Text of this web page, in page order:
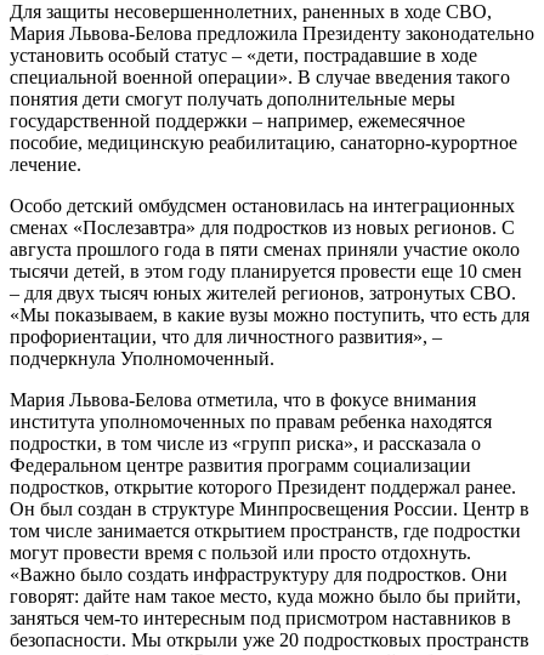
Для защиты несовершеннолетних, раненных в ходе СВО,
Мария Львова-Белова предложила Президенту законодательно
установить особый статус – «дети, пострадавшие в ходе
специальной военной операции». В случае введения такого
понятия дети смогут получать дополнительные меры
государственной поддержки – например, ежемесячное
пособие, медицинскую реабилитацию, санаторно-курортное
лечение.
Особо детский омбудсмен остановилась на интеграционных
сменах «Послезавтра» для подростков из новых регионов. С
августа прошлого года в пяти сменах приняли участие около
тысячи детей, в этом году планируется провести еще 10 смен
– для двух тысяч юных жителей регионов, затронутых СВО.
«Мы показываем, в какие вузы можно поступить, что есть для
профориентации, что для личностного развития», –
подчеркнула Уполномоченный.
Мария Львова-Белова отметила, что в фокусе внимания
института уполномоченных по правам ребенка находятся
подростки, в том числе из «групп риска», и рассказала о
Федеральном центре развития программ социализации
подростков, открытие которого Президент поддержал ранее.
Он был создан в структуре Минпросвещения России. Центр в
том числе занимается открытием пространств, где подростки
могут провести время с пользой или просто отдохнуть.
«Важно было создать инфраструктуру для подростков. Они
говорят: дайте нам такое место, куда можно было бы прийти,
заняться чем-то интересным под присмотром наставников в
безопасности. Мы открыли уже 20 подростковых пространств